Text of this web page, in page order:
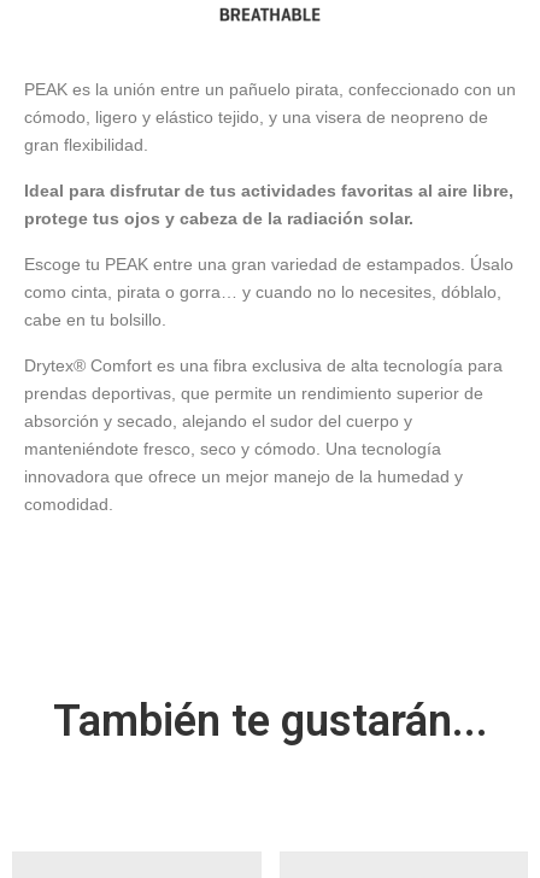
PEAK es la unión entre un pañuelo pirata, confeccionado con un
cómodo, ligero y elástico tejido, y una visera de neopreno de
gran flexibilidad.
Ideal para disfrutar de tus actividades favoritas al aire libre,
protege tus ojos y cabeza de la radiación solar.
Escoge tu PEAK entre una gran variedad de estampados. Úsalo
como cinta, pirata o gorra… y cuando no lo necesites, dóblalo,
cabe en tu bolsillo.
Drytex® Comfort es una fibra exclusiva de alta tecnología para
prendas deportivas, que permite un rendimiento superior de
absorción y secado, alejando el sudor del cuerpo y
manteniéndote fresco, seco y cómodo. Una tecnología
innovadora que ofrece un mejor manejo de la humedad y
comodidad.
También te gustarán...